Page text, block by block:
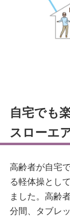
自宅でも
スローエ
高齢者が自宅
る軽体操とし
ました。高齢
分間、タブレ